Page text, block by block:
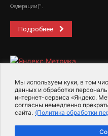
Мы используем куки, в том
данных и обработки
интернет-сервиса «Яндекс.
согласны немедленно
сайта. (Политика обработки
Федерации)".
Подробнее
2015-2026- Информационное
Для справки Об издании
Политика обработки